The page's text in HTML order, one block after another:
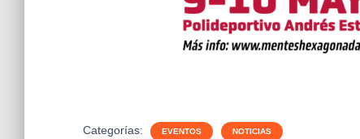
Categorías: EVENTOS NOTICIAS